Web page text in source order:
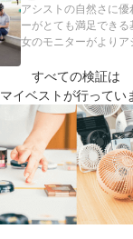
アシストの自然さに
ーがとても満足でき
女のモニターがよりア
行いました。
すべての検証は
マイベストが行ってい